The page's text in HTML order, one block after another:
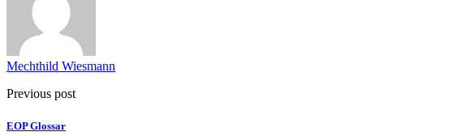
Mechthild Wiesmann
Previous post
EOP Glossar